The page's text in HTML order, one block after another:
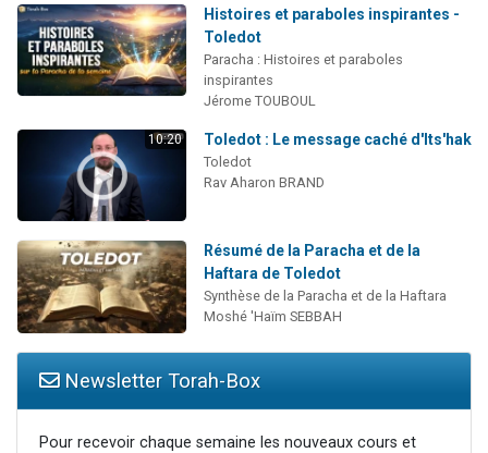
Histoires et paraboles inspirantes -
Toledot
Paracha : Histoires et paraboles
inspirantes
Jérome TOUBOUL
10:20 Toledot : Le message caché d'Its'hak
Toledot
Rav Aharon BRAND
Résumé de la Paracha et de la
Haftara de Toledot
Synthèse de la Paracha et de la Haftara
Moshé 'Haïm SEBBAH
Newsletter Torah-Box
Pour recevoir chaque semaine les nouveaux cours et